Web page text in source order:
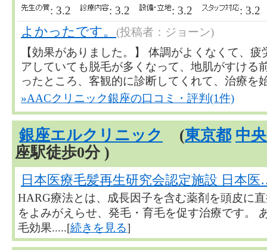
: 3.2
: 3.2 : 3.2 :
よかったです。
(投稿者：ジョーン)
【効果がありました。】 体調がよくなくて、
アしていても脱毛が多くなって、地肌がすける
ったところ、客観的に診断してくれて、治療を
»AACクリニック銀座の口コミ・評判(1件)
銀座エルクリニック (東京都 中
座駅徒歩0分 )
日本医療毛髪再生研究会認定施設 日本
HARG療法とは、成長因子を含む薬剤を頭皮に
をよみがえらせ、発毛・育毛を促す治療です。
毛効果.....[続きを見る]